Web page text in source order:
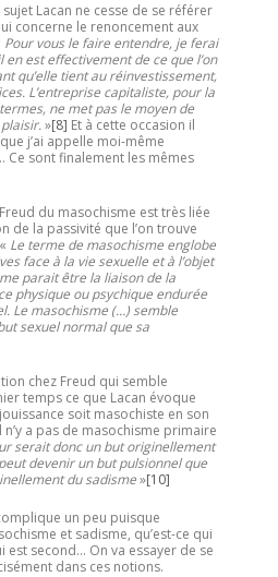
Lacan ne cesse de se référer
concerne le renoncement aux
Pour vous le faire entendre, je ferai
en est effectivement de ce que l’on
qu’elle tient au réinvestissement,
L’entreprise capitaliste, pour la
ne met pas le moyen de
»[8] Et à cette occasion il
j’ai appelle moi-même
Ce sont finalement les mêmes
du masochisme est très liée
de la passivité que l’on trouve
Le terme de masochisme englobe
face à la vie sexuelle et à l’objet
parait être la liaison de la
physique ou psychique endurée
Le masochisme (…) semble
sexuel normal que sa
chez Freud qui semble
temps ce que Lacan évoque
soit masochiste en son
n’y a pas de masochisme primaire
serait donc un but originellement
devenir un but pulsionnel que
du sadisme»[10]
un peu puisque
et sadisme, qu’est-ce qui
est second… On va essayer de se
dans ces notions.